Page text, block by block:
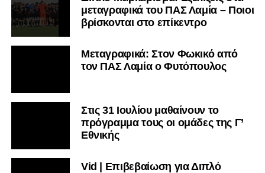
μεταγραφικά του ΠΑΣ Λαμία – Ποιοι
βρίσκονται στο επίκεντρο
Μεταγραφικά: Στον Φωκικό από
τον ΠΑΣ Λαμία ο Φυτόπουλος
Στις 31 Ιουλίου μαθαίνουν το
πρόγραμμα τους οι ομάδες της Γ’
Εθνικής
Vid | Επιβεβαίωση για Διπλό